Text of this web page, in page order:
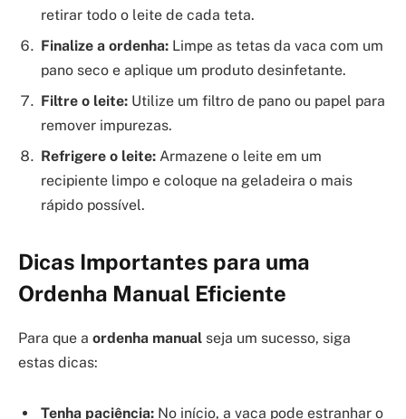
retirar todo o leite de cada teta.
Finalize a ordenha: Limpe as tetas da vaca com um
pano seco e aplique um produto desinfetante.
Filtre o leite: Utilize um filtro de pano ou papel para
remover impurezas.
Refrigere o leite: Armazene o leite em um
recipiente limpo e coloque na geladeira o mais
rápido possível.
Dicas Importantes para uma
Ordenha Manual Eficiente
Para que a ordenha manual seja um sucesso, siga
estas dicas:
Tenha paciência: No início, a vaca pode estranhar o